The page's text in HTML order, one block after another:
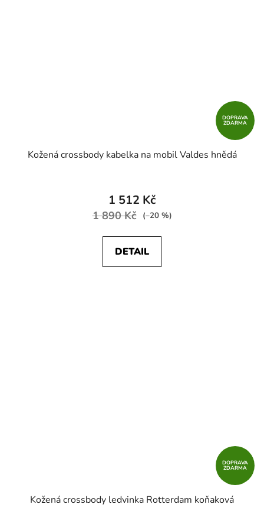
DOPRAVA
ZDARMA
Kožená crossbody kabelka na mobil Valdes hnědá
1 512 Kč
1 890 Kč (–20 %)
DETAIL
DOPRAVA
ZDARMA
Kožená crossbody ledvinka Rotterdam koňaková